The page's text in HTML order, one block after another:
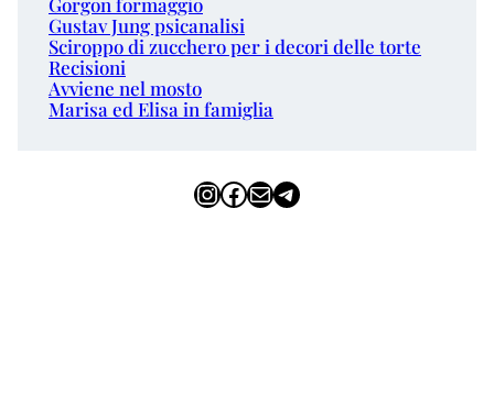
Gustav Jung psicanalisi
Sciroppo di zucchero per i decori delle torte
Recisioni
Avviene nel mosto
Marisa ed Elisa in famiglia
InstagramFacebook Email Telegram